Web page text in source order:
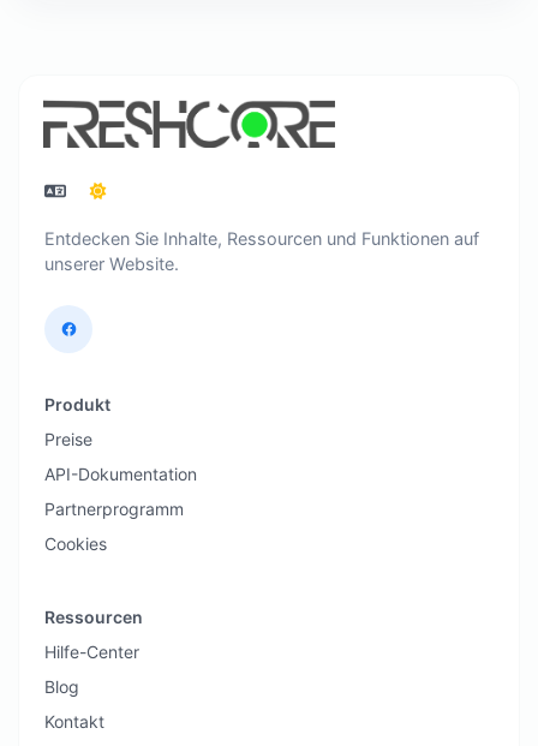
Entdecken Sie Inhalte, Ressourcen und Funktionen auf
unserer Website.
Produkt
Preise
API-Dokumentation
Partnerprogramm
Cookies
Ressourcen
Hilfe-Center
Blog
Kontakt